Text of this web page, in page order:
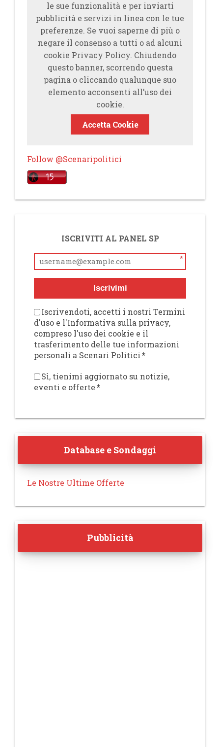
le sue funzionalità e per inviarti
pubblicità e servizi in linea con le tue
preferenze. Se vuoi saperne di più o
negare il consenso a tutti o ad alcuni
cookie Privacy Policy. Chiudendo
questo banner, scorrendo questa
pagina o cliccando qualunque suo
elemento acconsenti all’uso dei
cookie.
Accetta Cookie
Follow @Scenaripolitici
ISCRIVITI AL PANEL SP
*
Iscrivimi
Iscrivendoti, accetti i nostri Termini
d'uso e l'Informativa sulla privacy,
compreso l'uso dei cookie e il
trasferimento delle tue informazioni
personali a Scenari Politici*
Sì, tienimi aggiornato su notizie,
eventi e offerte*
Database e Sondaggi
Le Nostre Ultime Offerte
Pubblicità